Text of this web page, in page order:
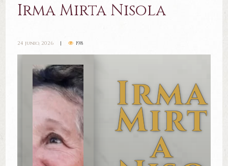
Irma Mirta Nisola
24 junio, 2026 198
Irma
Mirt
a